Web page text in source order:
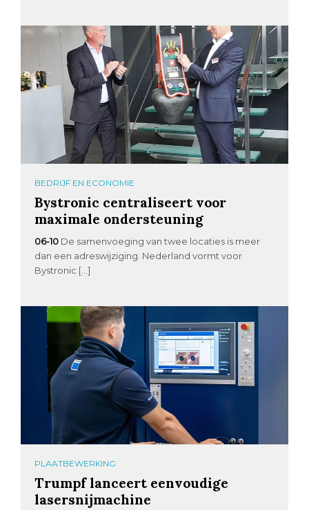
BEDRIJF EN ECONOMIE
Bystronic centraliseert voor
maximale ondersteuning
06-10 De samenvoeging van twee locaties is meer
dan een adreswijziging. Nederland vormt voor
Bystronic […]
PLAATBEWERKING
Trumpf lanceert eenvoudige
lasersnijmachine